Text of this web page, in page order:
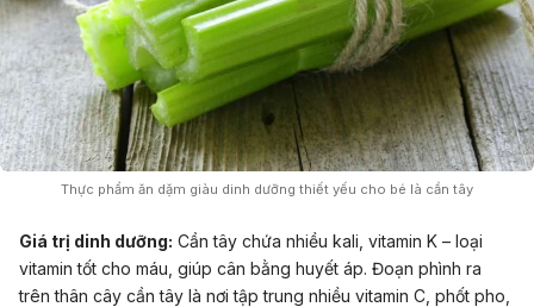
Thực phẩm ăn dặm giàu dinh dưỡng thiết yếu cho bé là cần tây
Giá trị dinh dưỡng: Cần tây chứa nhiều kali, vitamin K – loại
vitamin tốt cho máu, giúp cân bằng huyết áp. Đoạn phình ra
trên thân cây cần tây là nơi tập trung nhiều vitamin C, phốt pho,